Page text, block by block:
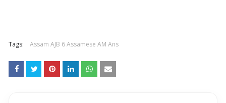
Tags: Assam AJB 6 Assamese AM Ans